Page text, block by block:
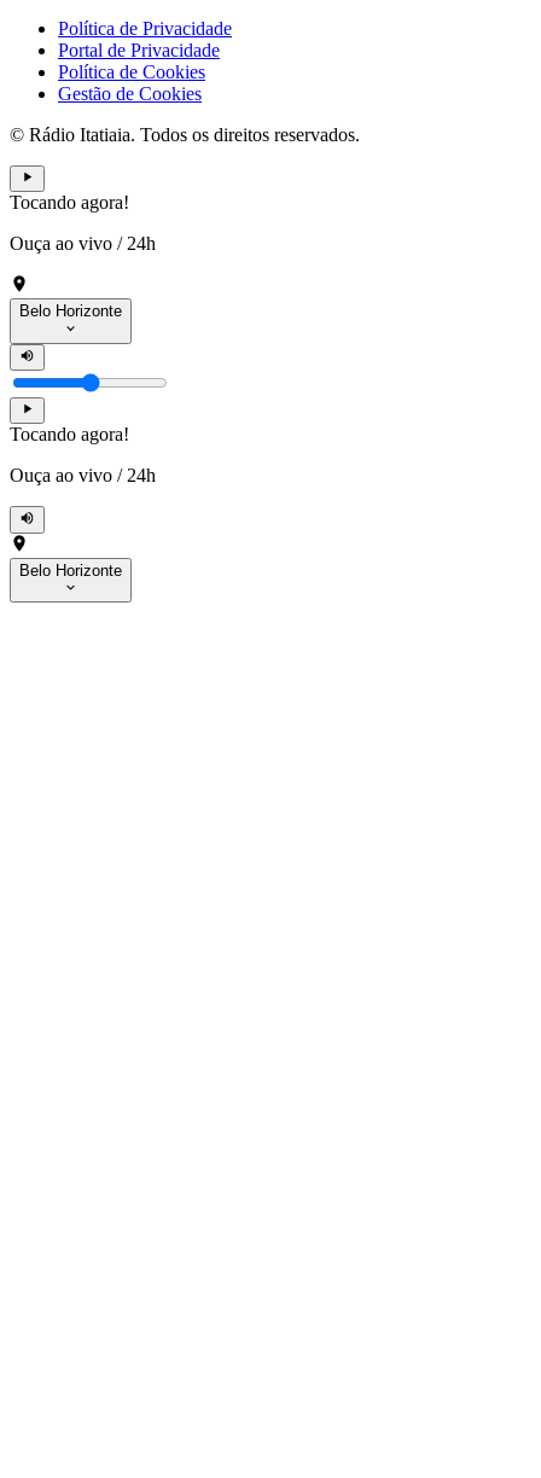
Política de Privacidade
Portal de Privacidade
Política de Cookies
Gestão de Cookies
© Rádio Itatiaia. Todos os direitos reservados.
Tocando agora!
Ouça ao vivo / 24h
Belo Horizonte
Tocando agora!
Ouça ao vivo / 24h
Belo Horizonte